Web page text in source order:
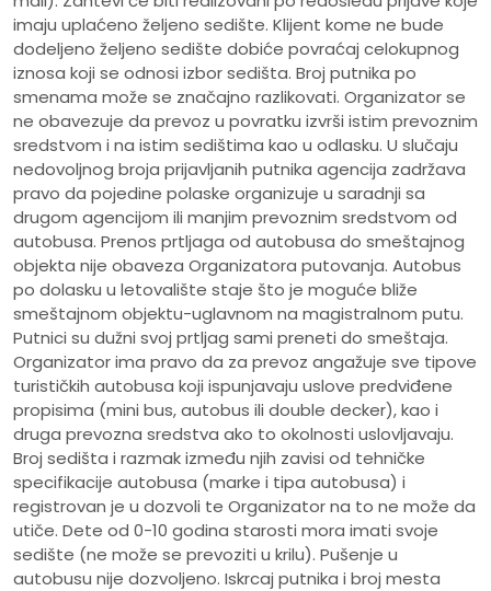
imaju uplaćeno željeno sedište. Klijent kome ne bude
dodeljeno željeno sedište dobiće povraćaj celokupnog
iznosa koji se odnosi izbor sedišta. Broj putnika po
smenama može se značajno razlikovati. Organizator se
ne obavezuje da prevoz u povratku izvrši istim prevoznim
sredstvom i na istim sedištima kao u odlasku. U slučaju
nedovoljnog broja prijavljanih putnika agencija zadržava
pravo da pojedine polaske organizuje u saradnji sa
drugom agencijom ili manjim prevoznim sredstvom od
autobusa. Prenos prtljaga od autobusa do smeštajnog
objekta nije obaveza Organizatora putovanja. Autobus
po dolasku u letovalište staje što je moguće bliže
smeštajnom objektu-uglavnom na magistralnom putu.
Putnici su dužni svoj prtljag sami preneti do smeštaja.
Organizator ima pravo da za prevoz angažuje sve tipove
turističkih autobusa koji ispunjavaju uslove predviđene
propisima (mini bus, autobus ili double decker), kao i
druga prevozna sredstva ako to okolnosti uslovljavaju.
Broj sedišta i razmak između njih zavisi od tehničke
specifikacije autobusa (marke i tipa autobusa) i
registrovan je u dozvoli te Organizator na to ne može da
utiče. Dete od 0-10 godina starosti mora imati svoje
sedište (ne može se prevoziti u krilu). Pušenje u
autobusu nije dozvoljeno. Iskrcaj putnika i broj mesta